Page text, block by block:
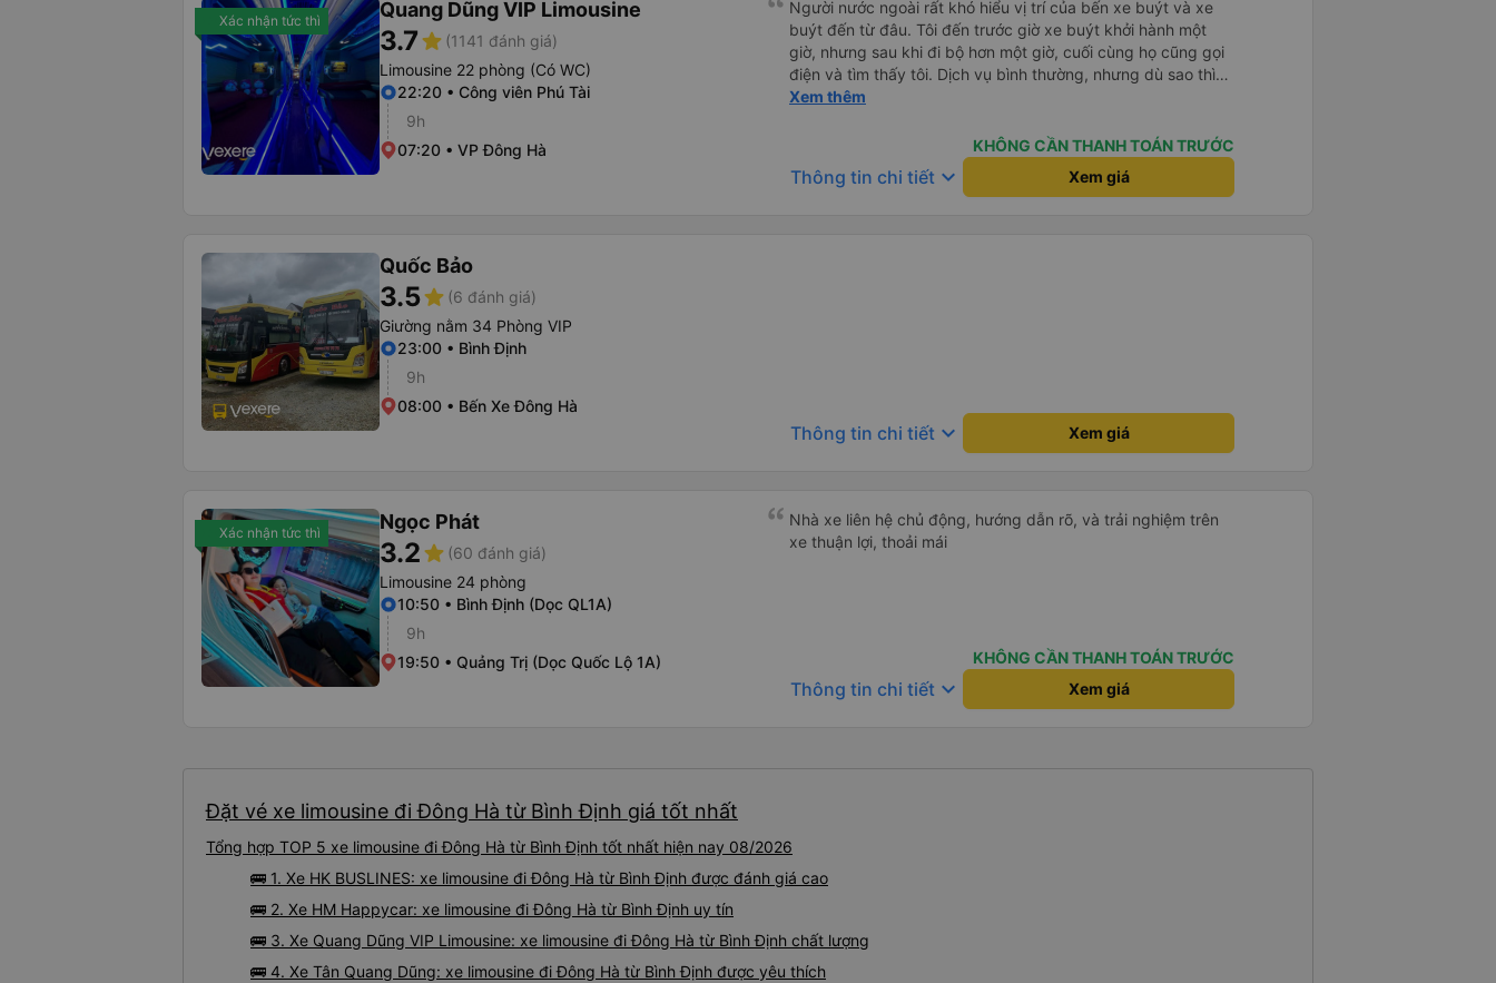
ký. Nhân viên chuyên nghiệp, Nhiệt tình, mình đánh giá 4,5
sao cho cả app Vexere và HK Busline và hãng sẽ ngày phát
triển để mang lại trải nghiệm tiện lợi hơn cho hành khách.
lần xe rẽ 1 cái là ✈️ Ít đi xe khách nhưng đủ để đánh giá
10/10.
Xác nhận tức thì Quang Dũng VIP Limousine
3.7star (1141 đánh giá)
Limousine 22 phòng (Có WC)
22:20 • Công viên Phú Tài
9h
07:20 • VP Đông Hà
Người nước ngoài rất khó hiểu vị trí của bến xe buýt và xe
buýt đến từ đâu. Tôi đến trước giờ xe buýt khởi hành một
giờ, nhưng sau khi đi bộ hơn một giờ, cuối cùng họ cũng gọi
điện và tìm thấy tôi. Dịch vụ bình thường, nhưng dù sao thì
tôi ngủ ngon hơn ở khách sạn vì tôi rất thoải mái. Sẽ tuyệt
cho điểm tối đa. Cảm ơn bạn rất nhiều.
Xem thêm
KHÔNG CẦN THANH TOÁN TRƯỚC
Thông tin chi tiết keyboard_arrow_down Xem giá
Quốc Bảo
3.5star (6 đánh giá)
Giường nằm 34 Phòng VIP
23:00 • Bình Định
9h
08:00 • Bến Xe Đông Hà
Thông tin chi tiết keyboard_arrow_down Xem giá
Xác nhận tức thì Ngọc Phát
3.2star (60 đánh giá)
Limousine 24 phòng
10:50 • Bình Định (Dọc QL1A)
9h
19:50 • Quảng Trị (Dọc Quốc Lộ 1A)
Nhà xe liên hệ chủ động, hướng dẫn rõ, và trải nghiệm trên
xe thuận lợi, thoải mái
KHÔNG CẦN THANH TOÁN TRƯỚC
Thông tin chi tiết keyboard_arrow_down Xem giá
Đặt vé xe limousine đi Đông Hà từ Bình Định giá tốt nhất
Tổng hợp TOP 5 xe limousine đi Đông Hà từ Bình Định tốt nhất hiện nay 08/2026
🚌 1. Xe HK BUSLINES: xe limousine đi Đông Hà từ Bình Định được đánh giá cao
🚌 2. Xe HM Happycar: xe limousine đi Đông Hà từ Bình Định uy tín
🚌 3. Xe Quang Dũng VIP Limousine: xe limousine đi Đông Hà từ Bình Định chất lượng
🚌 4. Xe Tân Quang Dũng: xe limousine đi Đông Hà từ Bình Định được yêu thích